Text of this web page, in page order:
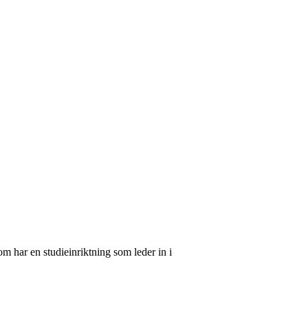
har en studieinriktning som leder in i